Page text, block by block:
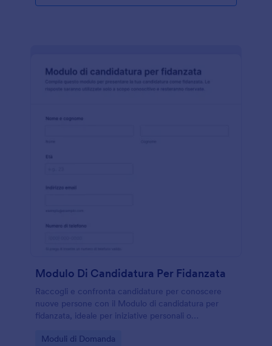
Modulo Di Candidatura Per Fidanzata
Raccogli e confronta candidature per conoscere
nuove persone con il Modulo di candidatura per
fidanzata, ideale per iniziative personali o
dati e ogni invio del modulo con Jotform.
Go to Category:
Moduli di Domanda